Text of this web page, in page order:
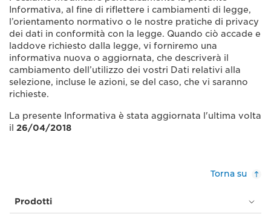
Informativa, al fine di riflettere i cambiamenti di legge,
l’orientamento normativo o le nostre pratiche di privacy
dei dati in conformità con la legge. Quando ciò accade e
laddove richiesto dalla legge, vi forniremo una
informativa nuova o aggiornata, che descriverà il
cambiamento dell’utilizzo dei vostri Dati relativi alla
selezione, incluse le azioni, se del caso, che vi saranno
richieste.
La presente Informativa è stata aggiornata l'ultima volta
il 26/04/2018
Torna su
Prodotti